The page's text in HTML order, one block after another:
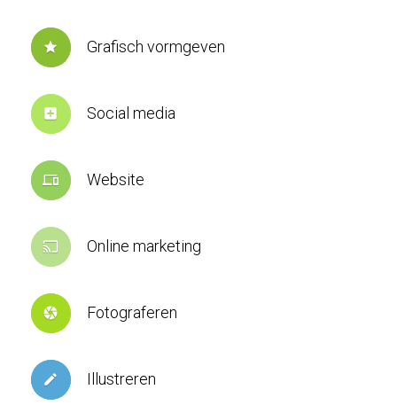
star Grafisch vormgeven
add_box Social media
devices Website
cast Online marketing
camera Fotograferen
create Illustreren